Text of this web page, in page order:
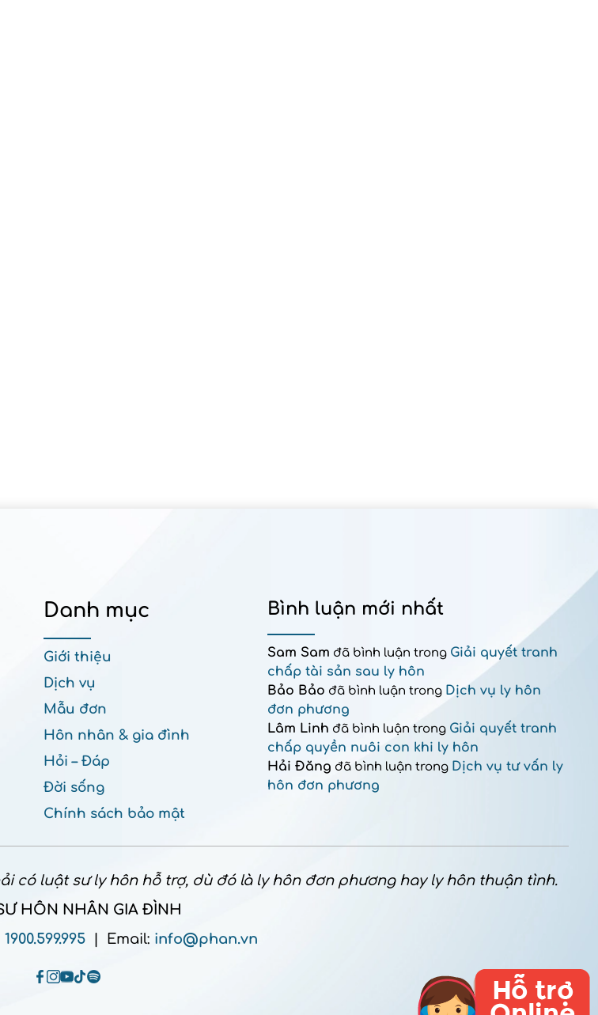
Danh mục
Giới thiệu
Dịch vụ
Mẫu đơn
Hôn nhân & gia đình
Hỏi – Đáp
Đời sống
Chính sách bảo mật
Bình luận mới nhất
Sam Sam đã bình luận trong Giải quyết tranh
chấp tài sản sau ly hôn
Bảo Bảo đã bình luận trong Dịch vụ ly hôn
đơn phương
Lâm Linh đã bình luận trong Giải quyết tranh
chấp quyền nuôi con khi ly hôn
Hải Đăng đã bình luận trong Dịch vụ tư vấn ly
hôn đơn phương
có luật sư ly hôn hỗ trợ, dù đó là ly hôn đơn phương hay ly hôn thuận tình.
HÔN NHÂN GIA ĐÌNH
1900.599.995 | Email: info@phan.vn